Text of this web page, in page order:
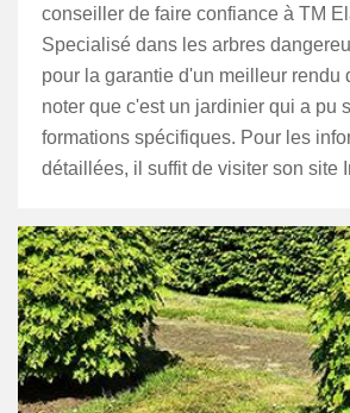
conseiller de faire confiance à TM
Specialisé dans les arbres
pour la garantie d'un meilleur rendu
noter que c'est un jardinier qui a pu
formations spécifiques. Pour les
détaillées, il suffit de visiter son site